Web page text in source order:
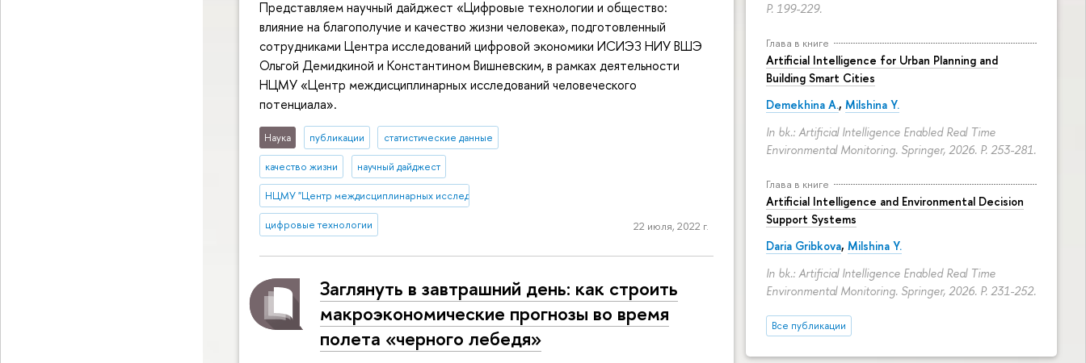
P. 199-229.
Глава в книге
Artificial Intelligence for Urban Planning and
Building Smart Cities
Demekhina A., Milshina Y.
In bk.: Artificial Intelligence Enabled Real Time
Environmental Monitoring. Springer, 2026. P. 253-281.
Глава в книге
Artificial Intelligence and Environmental Decision
Support Systems
Daria Gribkova, Milshina Y.
In bk.: Artificial Intelligence Enabled Real Time
Environmental Monitoring. Springer, 2026. P. 231-252.
Все публикации
Представляем научный дайджест «Цифровые технологии и общество:
влияние на благополучие и качество жизни человека», подготовленный
сотрудниками Центра исследований цифровой экономики ИСИЭЗ НИУ ВШЭ
Ольгой Демидкиной и Константином Вишневским, в рамках деятельности
НЦМУ «Центр междисциплинарных исследований человеческого
потенциала».
Наука публикации статистические данные
качество жизни научный дайджест
НЦМУ "Центр междисциплинарных исследований человеческого потенциала"
цифровые технологии 22 июля, 2022 г.
Заглянуть в завтрашний день: как строить
макроэкономические прогнозы во время
полета «черного лебедя»